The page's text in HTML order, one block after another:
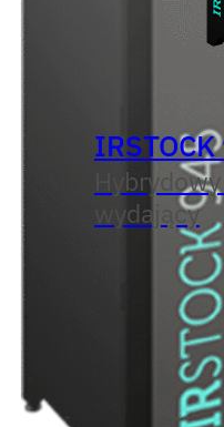
wydający